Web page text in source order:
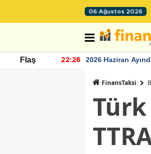
06 Ağustos 2026
Flaş 22:26
2026 Haziran
FinansTaksi